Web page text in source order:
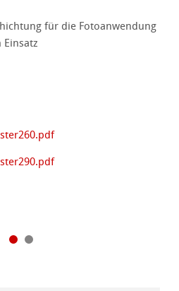
für die Fotoanwendung